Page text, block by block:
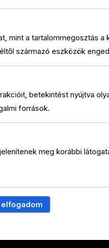
mint a tartalommegosztás a
származó eszközök
betekintést nyújtva
források.
meg korábbi